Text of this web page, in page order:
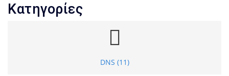
Κατηγορίες
DNS (11)